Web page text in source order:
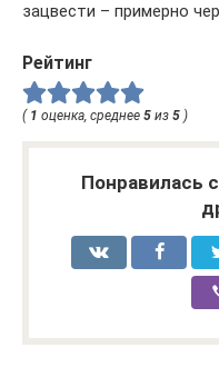
зацвести – примерно
Рейтинг
( 1 оценка, среднее 5 из 5 )
Понравилась